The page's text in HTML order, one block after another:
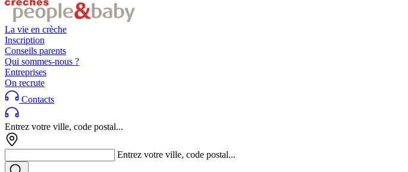
La vie en crèche
Inscription
Conseils parents
Qui sommes-nous ?
Entreprises
On recrute
Contacts
Entrez votre ville, code postal...
Entrez votre ville, code postal...